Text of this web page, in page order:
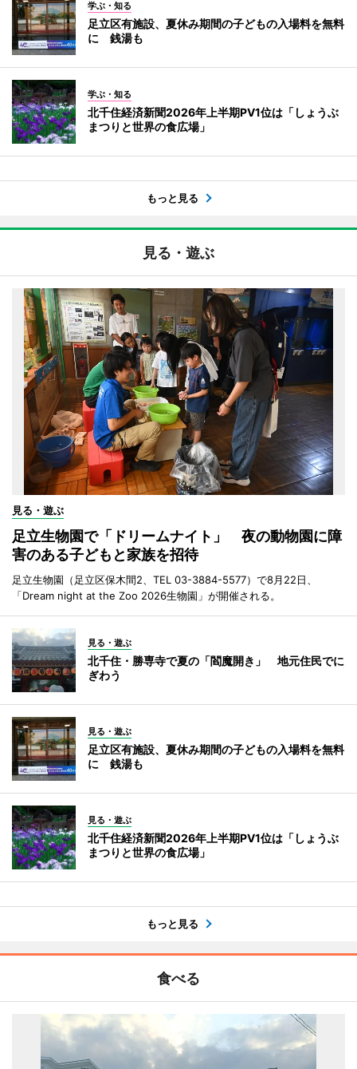
学ぶ・知る
足立区有施設、夏休み期間の子どもの入場料を無料
に 銭湯も
学ぶ・知る
北千住経済新聞2026年上半期PV1位は「しょうぶ
まつりと世界の食広場」
もっと見る
見る・遊ぶ
見る・遊ぶ
足立生物園で「ドリームナイト」 夜の動物園に障
害のある子どもと家族を招待
足立生物園（足立区保木間2、TEL 03-3884-5577）で8月22日、
「Dream night at the Zoo 2026生物園」が開催される。
見る・遊ぶ
北千住・勝専寺で夏の「閻魔開き」 地元住民でに
ぎわう
見る・遊ぶ
足立区有施設、夏休み期間の子どもの入場料を無料
に 銭湯も
見る・遊ぶ
北千住経済新聞2026年上半期PV1位は「しょうぶ
まつりと世界の食広場」
もっと見る
食べる